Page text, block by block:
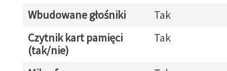
Wbudowane głośniki
Tak
Czytnik kart pamięci
(tak/nie)
Tak